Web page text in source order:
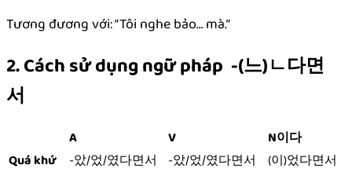
Tương đương với: “Tôi nghe bảo… mà.”
2. Cách sử dụng ngữ pháp -(느)ㄴ다면
서
A V
N이다
Quá khứ
-았/었/였다면서 -았/었/였다면서
(이)었다면서